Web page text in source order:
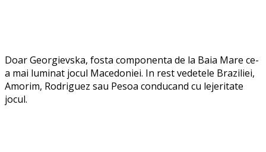
Doar Georgievska, fosta componenta de la Baia Mare ce-
a mai luminat jocul Macedoniei. In rest vedetele Braziliei,
Amorim, Rodriguez sau Pesoa conducand cu lejeritate
jocul.